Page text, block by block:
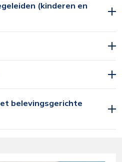
(kinderen en
belevingsgerichte